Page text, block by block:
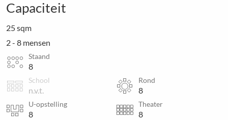
Capaciteit
25 sqm
2 - 8 mensen
Staand
8
School
n.v.t.
Rond
8
U-opstelling
8
Theater
8